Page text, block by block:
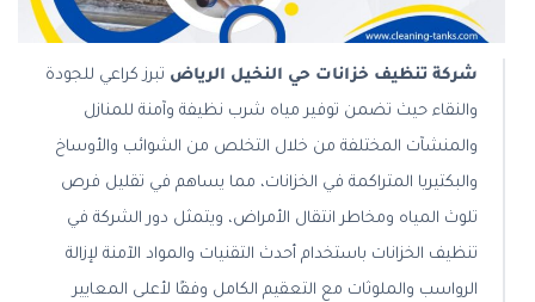
شركة تنظيف خزانات حي النخيل الرياض تبرز كراعي للجودة
والنقاء حيث تضمن توفير مياه شرب نظيفة وآمنة للمنازل
والمنشآت المختلفة من خلال التخلص من الشوائب والأوساخ
والبكتيريا المتراكمة في الخزانات، مما يساهم في تقليل فرص
تلوث المياه ومخاطر انتقال الأمراض، ويتمثل دور الشركة في
تنظيف الخزانات باستخدام أحدث التقنيات والمواد الآمنة لإزالة
الرواسب والملوثات مع التعقيم الكامل وفقًا لأعلى المعايير